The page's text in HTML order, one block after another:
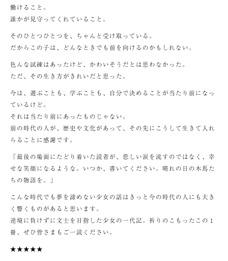
働けること。
誰かが見守ってくれていること。
そのひとつひとつを、ちゃんと受け取っている。
だからこの子は、どんなときでも前を向けるのかもしれない。
色んな試練はあったけど、かわいそうだとは思わなかった。
ただ、その生き方がきれいだと思った。
今は、選ぶことも、学ぶことも、自分で決めることが当たり前になっ
ているけど。
それは当たり前にあったものじゃない。
前の時代の人が、歴史や文化があって、その先にこうして生きて入れ
らることに感謝です。
「最後の場面にたどり着いた読者が、悲しい涙を流すのではなく、幸
せな笑顔になるような。いつか、書いてください。晴れの日の木馬た
ちの物語を。」
こんな時代でも夢を諦めない少女の話はきっと今の時代の人にも大き
く響くものがあると思います。
逆境に負けずに文士を目指した少女の一代記。祈りのこもったこの１
冊、ぜひ皆さまもご一読ください。
★★★★★